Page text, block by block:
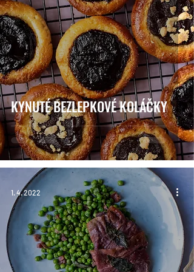
KYNUTÉ BEZLEPKOVÉ KOLÁČKY
1. 4. 2022